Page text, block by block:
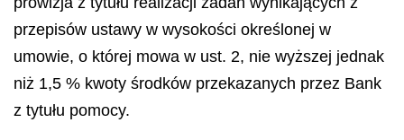
przepisów ustawy w wysokości określonej w
umowie, o której mowa w ust. 2, nie wyższej jednak
niż 1,5 % kwoty środków przekazanych przez Bank
z tytułu pomocy.